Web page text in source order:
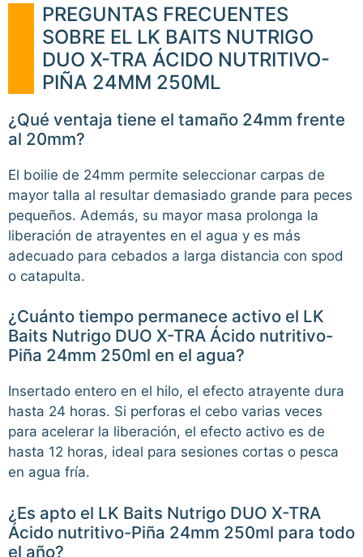
PREGUNTAS FRECUENTES
SOBRE EL LK BAITS NUTRIGO
DUO X-TRA ÁCIDO NUTRITIVO-
PIÑA 24MM 250ML
¿Qué ventaja tiene el tamaño 24mm frente
al 20mm?
El boilie de 24mm permite seleccionar carpas de
mayor talla al resultar demasiado grande para peces
pequeños. Además, su mayor masa prolonga la
liberación de atrayentes en el agua y es más
adecuado para cebados a larga distancia con spod
o catapulta.
¿Cuánto tiempo permanece activo el LK
Baits Nutrigo DUO X-TRA Ácido nutritivo-
Piña 24mm 250ml en el agua?
Insertado entero en el hilo, el efecto atrayente dura
hasta 24 horas. Si perforas el cebo varias veces
para acelerar la liberación, el efecto activo es de
hasta 12 horas, ideal para sesiones cortas o pesca
en agua fría.
¿Es apto el LK Baits Nutrigo DUO X-TRA
Ácido nutritivo-Piña 24mm 250ml para todo
el año?